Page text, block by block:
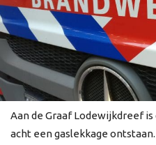
Aan de Graaf Lodewijkdreef
acht een gaslekkage